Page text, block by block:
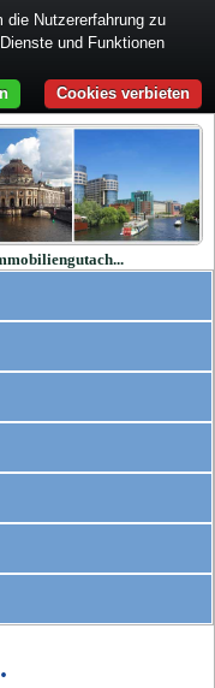
die Nutzererfahrung zu
und Funktionen
Cookies verbieten